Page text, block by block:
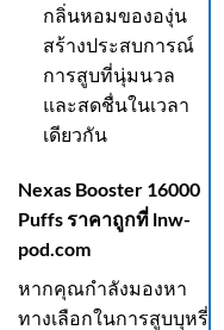
กลิ่นหอมขององุ่น
สร้างประสบการณ์
การสูบที่นุ่มนวล
และสดชื่นในเวลา
เดียวกัน
Nexas Booster 16000
Puffs ราคาถูกที่ lnw-
pod.com
หากคุณกำลังมองหา
ทางเลือกในการสูบบุหรี่